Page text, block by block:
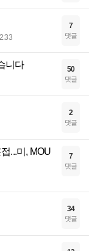
7
댓글
니다 50
댓글
2
댓글
...미, MOU
7
댓글
34
댓글